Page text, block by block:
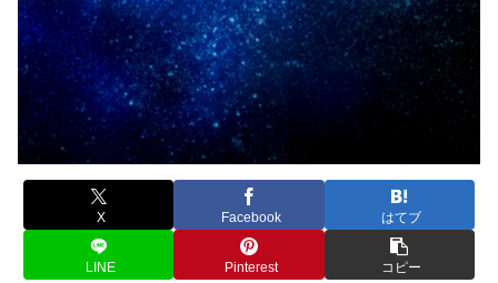
X Facebook はてブ
LINE Pinterest コピー